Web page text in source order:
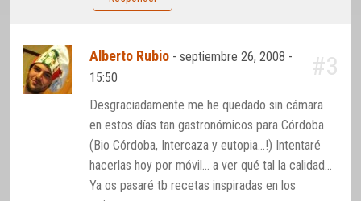
Alberto Rubio -septiembre 26, 2008 -
15:50
#3
Desgraciadamente me he quedado sin cámara
en estos días tan gastronómicos para Córdoba
(Bio Córdoba, Intercaza y eutopia…!) Intentaré
hacerlas hoy por móvil… a ver qué tal la calidad…
Ya os pasaré tb recetas inspiradas en los